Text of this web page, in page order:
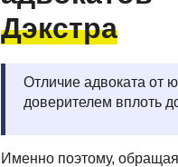
Дэкстра
Отличие адвоката от
доверителем вплоть
Именно поэтому,